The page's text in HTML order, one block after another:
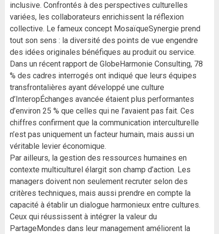
inclusive. Confrontés à des perspectives culturelles
variées, les collaborateurs enrichissent la réflexion
collective. Le fameux concept MosaïqueSynergie prend
tout son sens : la diversité des points de vue engendre
des idées originales bénéfiques au produit ou service.
Dans un récent rapport de GlobeHarmonie Consulting, 78
% des cadres interrogés ont indiqué que leurs équipes
transfrontalières ayant développé une culture
d’InteropÉchanges avancée étaient plus performantes
d’environ 25 % que celles qui ne l’avaient pas fait. Ces
chiffres confirment que la communication interculturelle
n’est pas uniquement un facteur humain, mais aussi un
véritable levier économique.
Par ailleurs, la gestion des ressources humaines en
contexte multiculturel élargit son champ d’action. Les
managers doivent non seulement recruter selon des
critères techniques, mais aussi prendre en compte la
capacité à établir un dialogue harmonieux entre cultures.
Ceux qui réussissent à intégrer la valeur du
PartageMondes dans leur management améliorent la